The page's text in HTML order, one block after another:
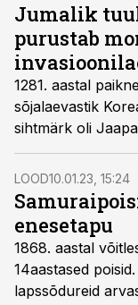
Jumalik
purustab
1281. aastal
sõjalaevastik
sihtmärk oli
veelgi
mongolid polnud
suve­ilma ja
LOOD10.01.23, 15:24
enesetapu
1868. aastal
14aastased
lapssõdureid